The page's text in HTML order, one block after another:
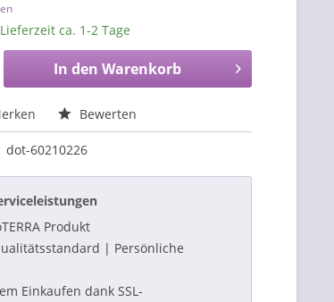
ca. 1-2 Tage
In den Warenkorb
Bewerten
dot-60210226
Produkt
| Persönliche
Einkaufen dank SSL-